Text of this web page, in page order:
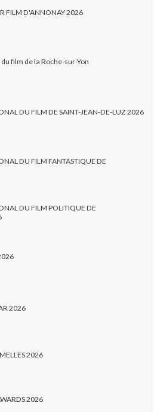
FILM D'ANNONAY 2026
film de la Roche-sur-Yon
DU FILM DE SAINT-JEAN-DE-LUZ 2026
DU FILM FANTASTIQUE DE
DU FILM POLITIQUE DE
2026
2026
2026